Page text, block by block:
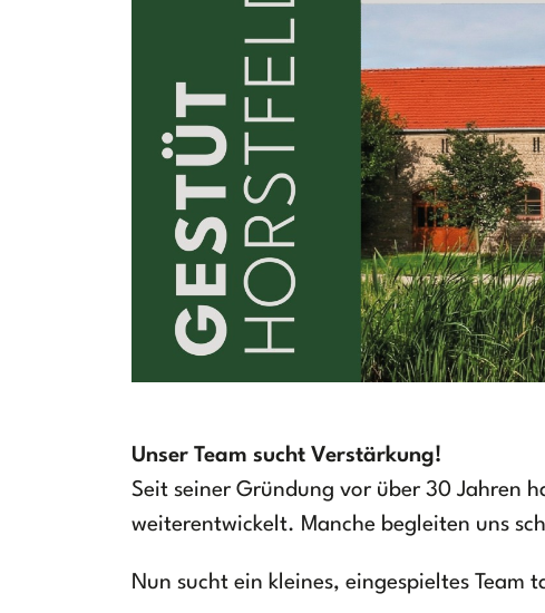
Unser Team sucht Verstärkung!
Seit seiner Gründung vor über 30 Jahren
weiterentwickelt. Manche begleiten uns
Nun sucht ein kleines, eingespieltes